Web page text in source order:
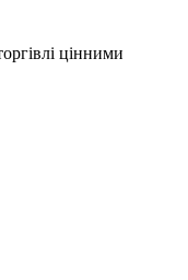
цінними